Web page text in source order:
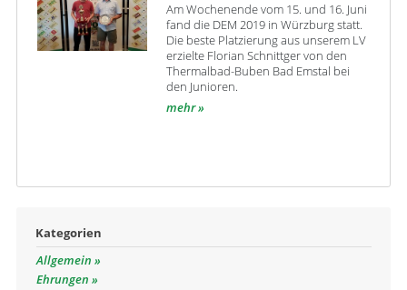
Am Wochenende vom 15. und 16. Juni
fand die DEM 2019 in Würzburg statt.
Die beste Platzierung aus unserem LV
erzielte Florian Schnittger von den
Thermalbad-Buben Bad Emstal bei
den Junioren.
mehr
Kategorien
Allgemein
Ehrungen